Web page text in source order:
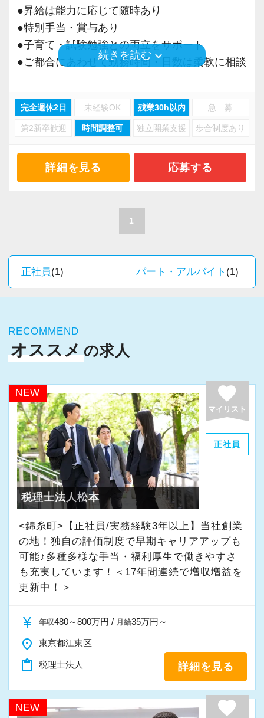
＜先輩スタッフの声＞
Q. 当事務所を選んだ理由は？
A. 幅広い業務を経験できる点に魅力を感じ、入
Q. 実際に働いてみてどうですか？
A. さまざまな業務を任せてもらえるので、以前
より成長スピードが上がったと感じています。
Q. 職場の雰囲気は？
場だと感じています。
・税務経験を活かして成長したい方
・キャリアアップ志向のある方
・資産税など専門性を高めたい方
・将来的にマネジメントに関わりたい方
・事前に気軽な面談を実施
・仕事内容やキャリアを相談可
・ざっくばらんに質問OK
・納得後に選考へ進めます
・入社時期は柔軟に対応
・半年～1年の調整も可能
「応募する」からお気軽にご連絡ください。
●昇給は能力に応じて随時あり
●特別手当・賞与あり
●子育て・試験勉強との両立をサポート
●ご都合にあわせて勤務時間・日数は柔軟に相談
当事務所は、創業期や成長期の企業を中心に支
現代では電子化が進んでいることから人も会社
も生産性が求められており、当事務所でもDXを
職員一人ひとりの力がそのまま事業運営に直結
するところで、個人事務所ならではの面白さと
新しいチャレンジが沢山ありますので、飽きる
個人事務所ならではの自由な雰囲気で、気負い
なく業務に向かっています。
務を覚えていくことができます。
パソコン作業になりますので、目や脳が疲れた
ら、お茶やお菓子で糖分補給もしながら、作業
を進めています。
★入社後の仕事内容★
業務時間内は、事務所内スタッフともやりとり
して頂きながら、
完全在宅会計スタッフとして、会計業務全般を
お任せします。
【具体的な業務】
・記帳代行
・年末調整業務
・申告書作成補助
・決算業務
・Excelを使用した集計、Wordでの文書作成
・電話、メール対応
続きを読む keyboard_arrow_down
完全週休2日 未経験OK 残業30h以内 急 募
第2新卒歓迎 時間調整可 独立開業支援 歩合制度あり
詳細を見る 応募する
1
正社員(1) パート・アルバイト (1)
RECOMMEND
オススメ の求人
NEW favorite
マイリスト
正社員
税理士法人松本
<錦糸町>【正社員/実務経験3年以上】当社創業
の地！独自の評価制度で早期キャリアアップも
可能♪多種多様な手当・福利厚生で働きやすさ
も充実しています！＜17年間連続で増収増益を
更新中！＞
currency_yen 年収480～800万円 / 月給35万円～
place 東京都江東区
content_paste 税理士法人 詳細を見る
NEW favorite